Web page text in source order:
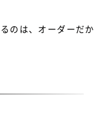
のは、オーダーだか